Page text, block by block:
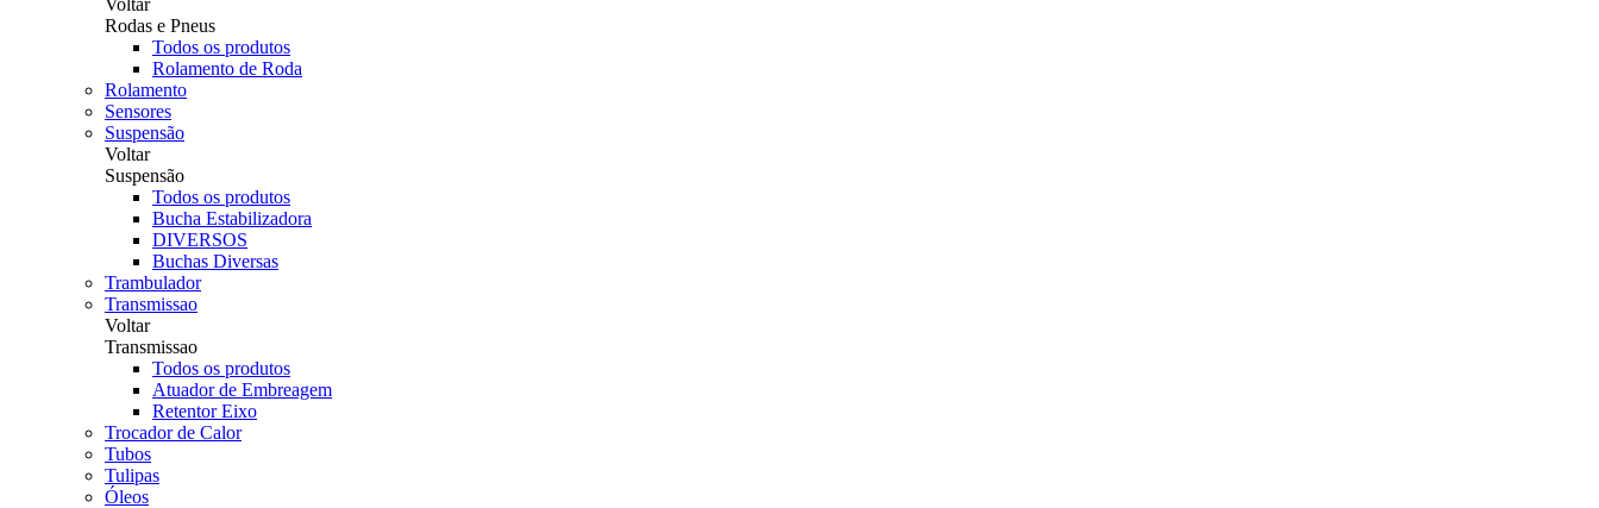
Voltar
Rodas e Pneus
Todos os produtos
Rolamento de Roda
Rolamento
Sensores
Suspensão
Voltar
Suspensão
Todos os produtos
Bucha Estabilizadora
DIVERSOS
Buchas Diversas
Trambulador
Transmissao
Voltar
Transmissao
Todos os produtos
Atuador de Embreagem
Retentor Eixo
Trocador de Calor
Tubos
Tulipas
Óleos